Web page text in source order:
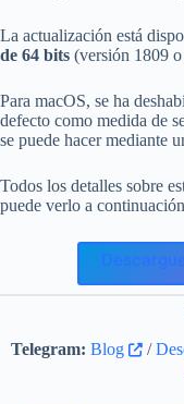
La actualización está
de 64 bits (versión 1809
Para macOS, se ha
defecto como medida de
se puede hacer mediante
Todos los detalles sobre
puede verlo a
Telegram: Blog /